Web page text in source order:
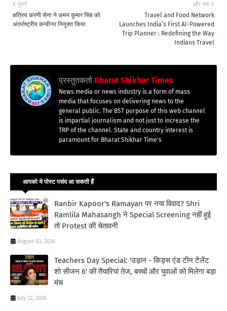
और नया
Travel and Food Network
Launches India’s First AI-Powered
Trip Planner : Redefining the Way
Indians Travel
पुराने
क्षत्रिय करणी सेना ने अमन कुमार सिंह को
अंतर्राष्ट्रीय कन्वीनर नियुक्त किया
प्रस्तुतकर्ता Bharat Shikhar Times
News media or news industry is a form of mass
media that focuses on delivering news to the
general public. The BST purpose of this web channel
is impartial journalism and not just to increase the
TRP of the channel. State and country interest is
paramount for Bharat Shikhar Time's
आपको ये पोस्ट पसंद आ सकती हैं
Ranbir Kapoor's Ramayan पर नया विवाद? Shri
Ramlila Mahasangh ने Special Screening नहीं हुई
तो Protest की चेतावनी
August 03, 2026
Teachers Day Special: 'उड़ान - किड्स एंड टीन टैलेंट
शो सीजन 6' की तैयारियां तेज, बच्चों और युवाओं को मिलेगा बड़ा
मंच
July 22, 2026